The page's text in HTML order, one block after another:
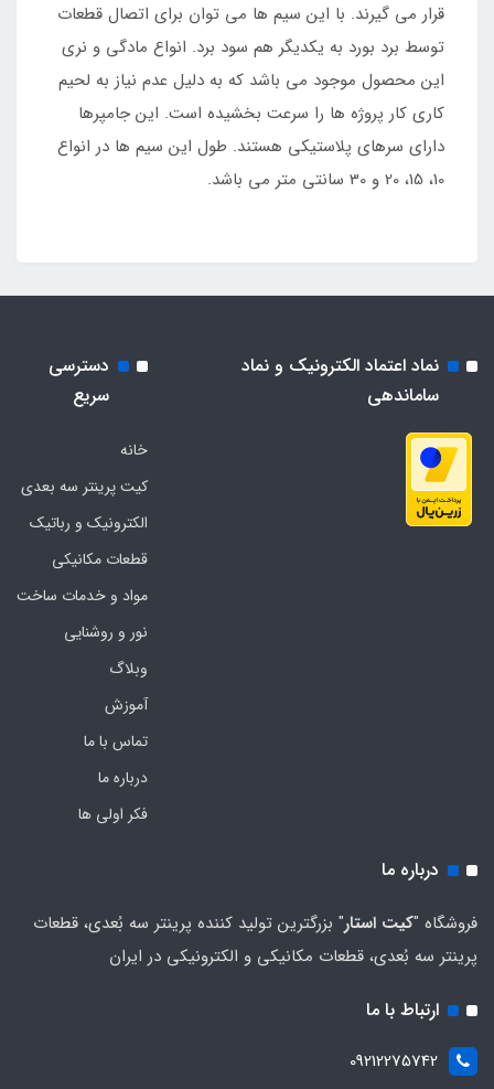
قرار می گیرند. با این سیم ها می توان برای اتصال قطعات
توسط برد بورد به یکدیگر هم سود برد. انواع مادگی و نری
این محصول موجود می باشد که به دلیل عدم نیاز به لحیم
کاری کار پروژه ها را سرعت بخشیده است. این جامپرها
دارای سرهای پلاستیکی هستند. طول این سیم ها در انواع
10، 15، 20 و 30 سانتی متر می باشد.
نماد اعتماد الکترونیک و نماد
ساماندهی
دسترسی
سریع
خانه
کیت پرینتر سه بعدی
الکترونیک و رباتیک
قطعات مکانیکی
مواد و خدمات ساخت
نور و روشنایی
وبلاگ
آموزش
تماس با ما
درباره ما
فکر اولی ها
درباره ما
فروشگاه "کیت استار" بزرگترین تولید کننده پرینتر سه بُعدی، قطعات
پرینتر سه بُعدی، قطعات مکانیکی و الکترونیکی در ایران
ارتباط با ما
09212275742